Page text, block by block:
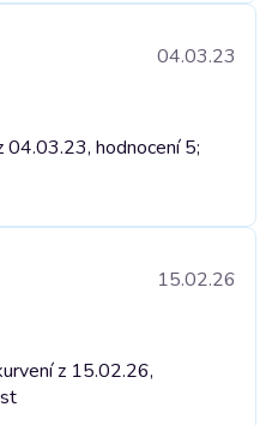
04.03.23
04.03.23, hodnocení 5;
15.02.26
z 15.02.26,